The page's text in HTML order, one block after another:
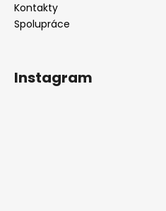
Kontakty
Spolupráce
Instagram